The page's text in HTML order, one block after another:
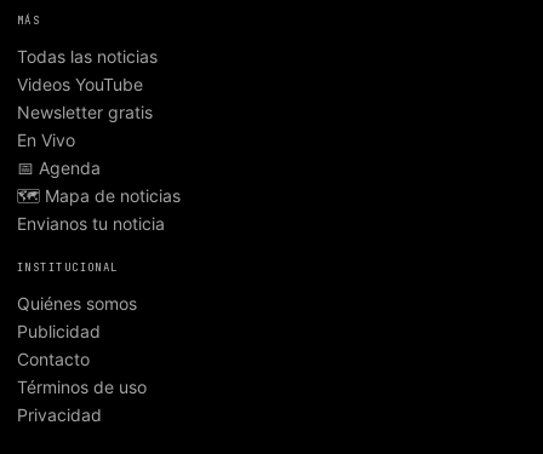
MÁS
Todas las noticias
Videos YouTube
Newsletter gratis
En Vivo
📅 Agenda
🗺️ Mapa de noticias
Envianos tu noticia
INSTITUCIONAL
Quiénes somos
Publicidad
Contacto
Términos de uso
Privacidad